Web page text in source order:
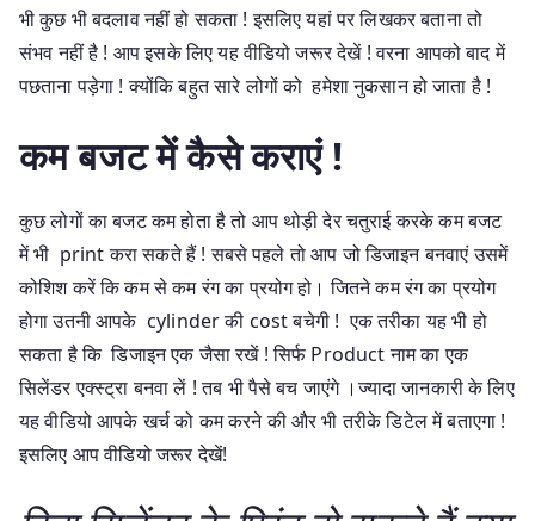
भी कुछ भी बदलाव नहीं हो सकता ! इसलिए यहां पर लिखकर बताना तो
संभव नहीं है ! आप इसके लिए यह वीडियो जरूर देखें ! वरना आपको बाद में
पछताना पड़ेगा ! क्योंकि बहुत सारे लोगों को हमेशा नुकसान हो जाता है !
कम बजट में कैसे कराएं !
कुछ लोगों का बजट कम होता है तो आप थोड़ी देर चतुराई करके कम बजट
में भी print करा सकते हैं ! सबसे पहले तो आप जो डिजाइन बनवाएं उसमें
कोशिश करें कि कम से कम रंग का प्रयोग हो। जितने कम रंग का प्रयोग
होगा उतनी आपके cylinder की cost बचेगी ! एक तरीका यह भी हो
सकता है कि डिजाइन एक जैसा रखें ! सिर्फ Product नाम का एक
सिलेंडर एक्स्ट्रा बनवा लें ! तब भी पैसे बच जाएंगे ।ज्यादा जानकारी के लिए
यह वीडियो आपके खर्च को कम करने की और भी तरीके डिटेल में बताएगा !
इसलिए आप वीडियो जरूर देखें!